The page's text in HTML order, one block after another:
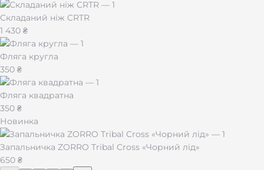
Складаний ніж CRTR
1 430 ₴
Фляга кругла
350 ₴
Фляга квадратна
350 ₴
Новинка
Запальничка ZORRO Tribal Cross «Чорний лід»
650 ₴